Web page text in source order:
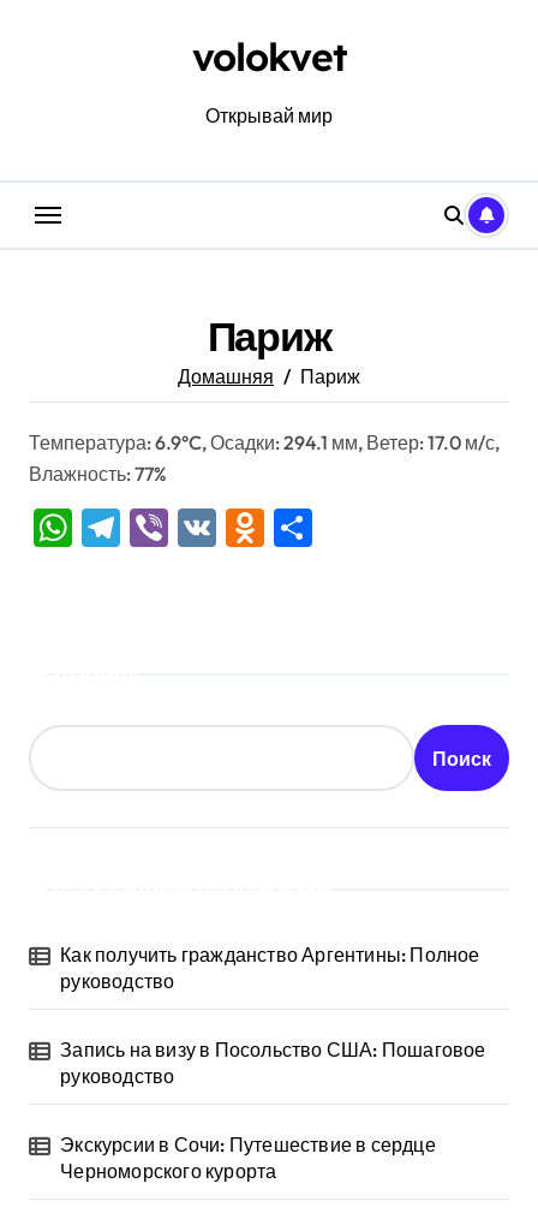
volokvet
Открывай мир
Париж
Домашняя Париж
Температура: 6.9°C, Осадки: 294.1 мм, Ветер: 17.0 м/с,
Влажность: 77%
WhatsApp
Telegram
Viber
VK Odnoklassniki
Поиск
Как получить гражданство Аргентины: Полное
руководство
Запись на визу в Посольство США: Пошаговое
руководство
Экскурсии в Сочи: Путешествие в сердце
Черноморского курорта